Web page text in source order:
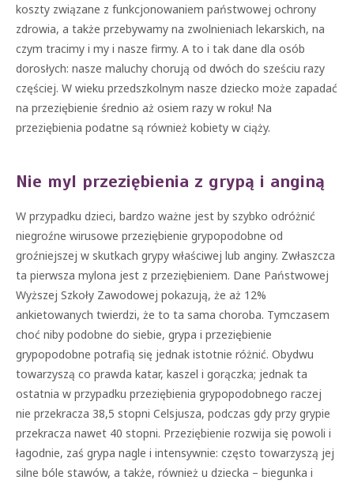
koszty związane z funkcjonowaniem państwowej ochrony
zdrowia, a także przebywamy na zwolnieniach lekarskich, na
czym tracimy i my i nasze firmy. A to i tak dane dla osób
dorosłych: nasze maluchy chorują od dwóch do sześciu razy
częściej. W wieku przedszkolnym nasze dziecko może zapadać
na przeziębienie średnio aż osiem razy w roku! Na
przeziębienia podatne są również kobiety w ciąży.
Nie myl przeziębienia z grypą i anginą
W przypadku dzieci, bardzo ważne jest by szybko odróżnić
niegroźne wirusowe przeziębienie grypopodobne od
groźniejszej w skutkach grypy właściwej lub anginy. Zwłaszcza
ta pierwsza mylona jest z przeziębieniem. Dane Państwowej
Wyższej Szkoły Zawodowej pokazują, że aż 12%
ankietowanych twierdzi, że to ta sama choroba. Tymczasem
choć niby podobne do siebie, grypa i przeziębienie
grypopodobne potrafią się jednak istotnie różnić. Obydwu
towarzyszą co prawda katar, kaszel i gorączka; jednak ta
ostatnia w przypadku przeziębienia grypopodobnego raczej
nie przekracza 38,5 stopni Celsjusza, podczas gdy przy grypie
przekracza nawet 40 stopni. Przeziębienie rozwija się powoli i
łagodnie, zaś grypa nagle i intensywnie: często towarzyszą jej
silne bóle stawów, a także, również u dziecka – biegunka i